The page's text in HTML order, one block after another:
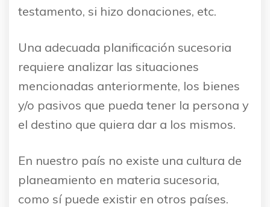
testamento, si hizo donaciones, etc.
Una adecuada planificación sucesoria
requiere analizar las situaciones
mencionadas anteriormente, los bienes
y/o pasivos que pueda tener la persona y
el destino que quiera dar a los mismos.
En nuestro país no existe una cultura de
planeamiento en materia sucesoria,
como sí puede existir en otros países.